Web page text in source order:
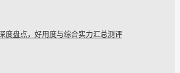
度盘点，好用度与综合实力汇总测评